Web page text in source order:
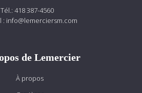
Tél.: 418 387-4560
: info@lemerciersm.com
de Lemercier
À propos